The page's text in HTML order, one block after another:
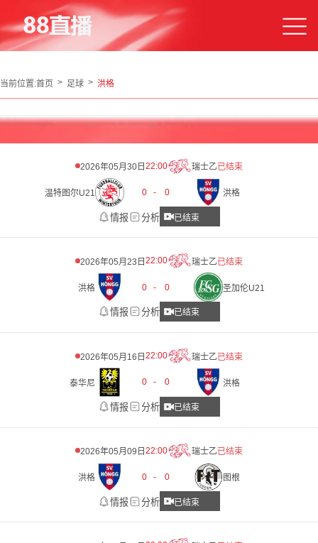
当前位置:首页 足球 洪格
2026年05月30日 22:00 瑞士乙已结束
温特图尔U21 0 - 0 洪格
情报 分析 已结束
2026年05月23日 22:00 瑞士乙已结束
洪格 0 - 0 圣加伦U21
情报 分析 已结束
2026年05月16日 22:00 瑞士乙已结束
泰华尼 0 - 0 洪格
情报 分析 已结束
2026年05月09日 22:00 瑞士乙已结束
洪格 0 - 0 图根
情报 分析 已结束